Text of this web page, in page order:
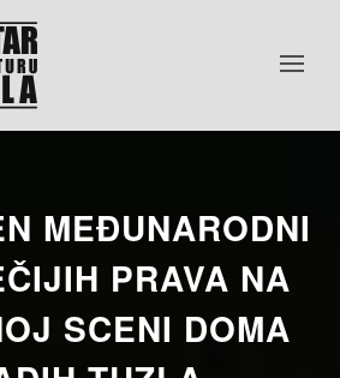
MEĐUNARODNI
PRAVA NA
SCENI DOMA